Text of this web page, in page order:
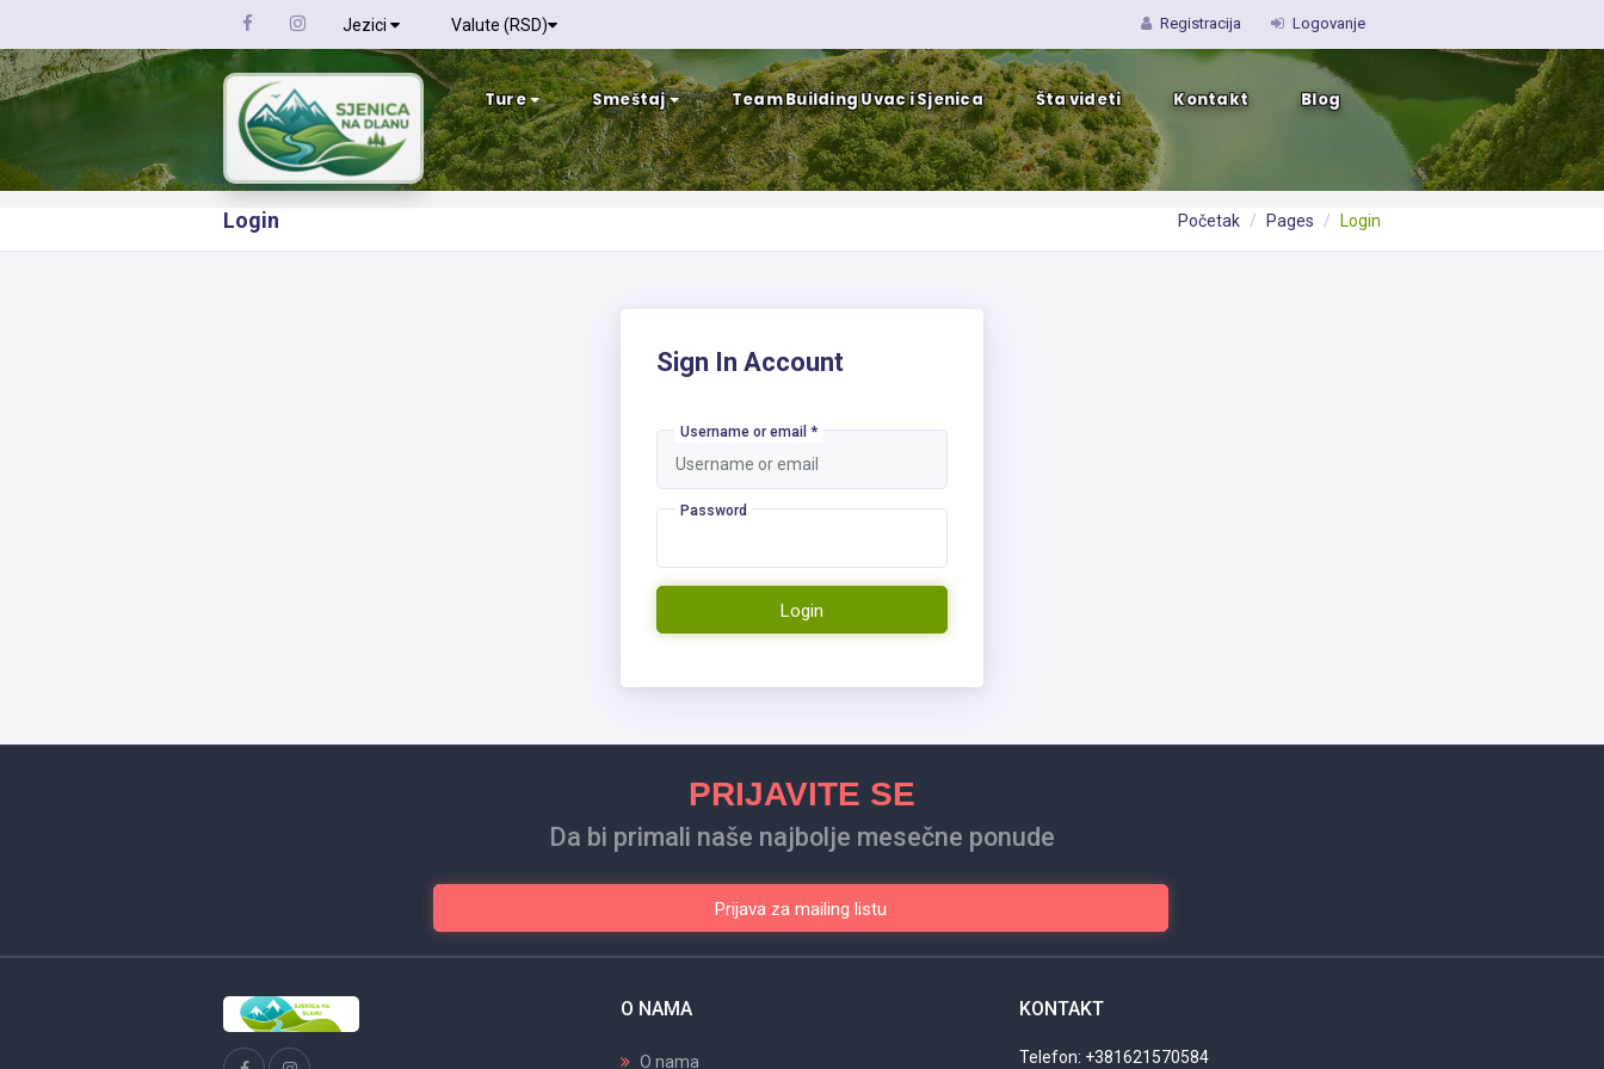
Jezici Valute (RSD) Registracija Logovanje
Ture Smeštaj Team Building Uvac i Sjenica Šta videti Kontakt Blog
Login Početak Pages Login
Sign In Account
Username or email*
Password
Login
PRIJAVITE SE
Da bi primali naše najbolje mesečne ponude
Prijava za mailing listu
O NAMA
O nama
KONTAKT
Telefon: +381621570584